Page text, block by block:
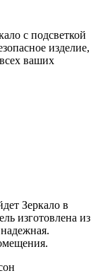
с подсветкой
изделие,
ваших
Зеркало в
изготовлена из